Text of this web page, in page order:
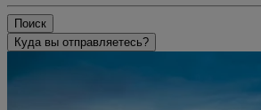
Поиск
Куда вы отправляетесь?